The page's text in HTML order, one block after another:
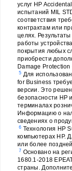
услуг HP
испытаний MIL
соответствия
контрактам или
целях.
работы
покрытия любых
приобрести
Damage Protection
5 Для
for Business
версии. Это
безопасности HP
терминалах
Информацию о
сведениях о
6 Технология HP
компьютерах HP.
или более поздней
7 Основано на
1680.1-2018
страны.